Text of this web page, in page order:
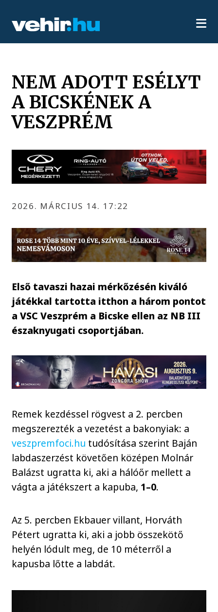
NEM ADOTT ESÉLYT
A BICSKÉNEK A
VESZPRÉM
2026. MÁRCIUS 14. 17:22
Első tavaszi hazai mérkőzésén kiváló
játékkal tartotta itthon a három pontot
a VSC Veszprém a Bicske ellen az NB III
északnyugati csoportjában.
Remek kezdéssel rögvest a 2. percben
megszerezték a vezetést a bakonyiak: a
veszpremfoci.hu tudósítása szerint Baján
labdaszerzést követően középen Molnár
Balázst ugratta ki, aki a hálóőr mellett a
vágta a játékszert a kapuba, 1–0.
Az 5. percben Ekbauer villant, Horváth
Pétert ugratta ki, aki a jobb összekötő
helyén lódult meg, de 10 méterről a
kapusba lőtte a labdát.